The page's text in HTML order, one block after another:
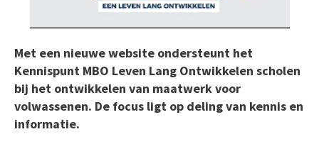
Met een nieuwe website ondersteunt het
Kennispunt MBO Leven Lang Ontwikkelen scholen
bij het ontwikkelen van maatwerk voor
volwassenen. De focus ligt op deling van kennis en
informatie.